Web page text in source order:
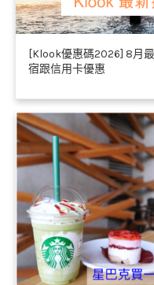
[Klook優惠碼2026] 8月
宿跟信用卡優惠